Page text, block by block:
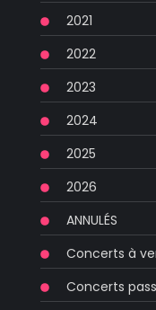
2021
2022
2023
2024
2025
2026
ANNULÉS
Concerts à
Concerts